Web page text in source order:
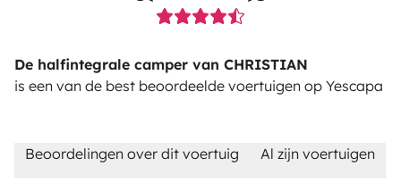
De halfintegrale camper van CHRISTIAN
is een van de best beoordeelde voertuigen op Yescapa
Beoordelingen over dit voertuig Al zijn voertuigen